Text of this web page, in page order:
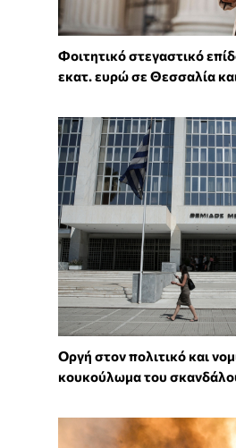
Φοιτητικό στεγαστικό
εκατ. ευρώ σε Θεσσαλία
Οργή στον πολιτικό και
κουκούλωμα του